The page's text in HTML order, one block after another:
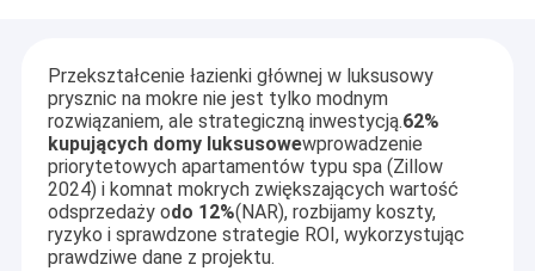
Przekształcenie łazienki głównej w luksusowy
prysznic na mokre nie jest tylko modnym
rozwiązaniem, ale strategiczną inwestycją.62%
kupujących domy luksusowewprowadzenie
priorytetowych apartamentów typu spa (Zillow
2024) i komnat mokrych zwiększających wartość
odsprzedaży odo 12%(NAR), rozbijamy koszty,
ryzyko i sprawdzone strategie ROI, wykorzystując
prawdziwe dane z projektu.